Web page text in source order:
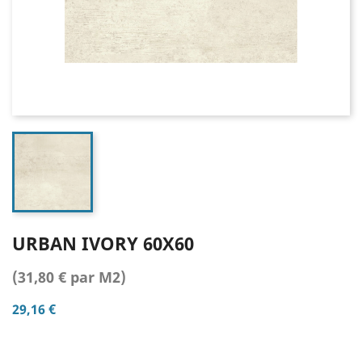
URBAN IVORY 60X60
(31,80 € par M2)
29,16 €